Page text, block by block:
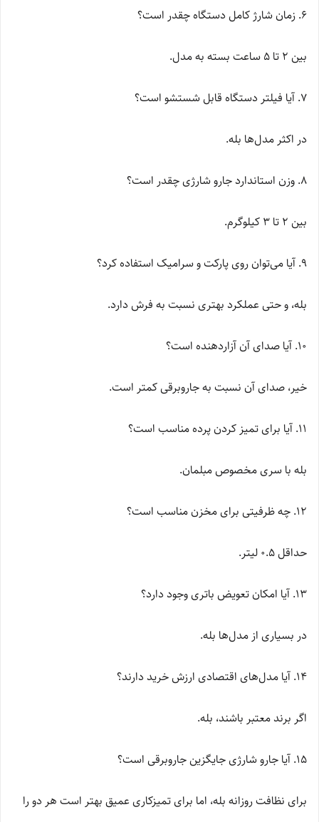
۶. زمان شارژ کامل دستگاه چقدر است؟
بین ۲ تا ۵ ساعت بسته به مدل.
۷. آیا فیلتر دستگاه قابل شستشو است؟
در اکثر مدل‌ها بله.
۸. وزن استاندارد جارو شارژی چقدر است؟
بین ۲ تا ۳ کیلوگرم.
۹. آیا می‌توان روی پارکت و سرامیک استفاده کرد؟
بله، و حتی عملکرد بهتری نسبت به فرش دارد.
۱۰. آیا صدای آن آزاردهنده است؟
خیر، صدای آن نسبت به جاروبرقی کمتر است.
۱۱. آیا برای تمیز کردن پرده مناسب است؟
بله با سری مخصوص مبلمان.
۱۲. چه ظرفیتی برای مخزن مناسب است؟
حداقل ۰.۵ لیتر.
۱۳. آیا امکان تعویض باتری وجود دارد؟
در بسیاری از مدل‌ها بله.
۱۴. آیا مدل‌های اقتصادی ارزش خرید دارند؟
اگر برند معتبر باشند، بله.
۱۵. آیا جارو شارژی جایگزین جاروبرقی است؟
برای نظافت روزانه بله، اما برای تمیزکاری عمیق بهتر است هر دو را